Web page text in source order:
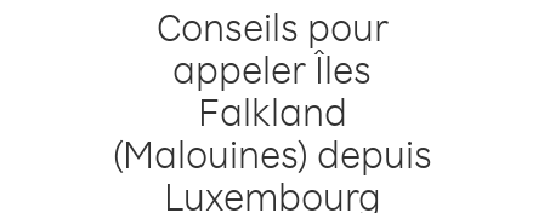
Conseils pour
appeler Îles
Falkland
(Malouines) depuis
Luxembourg